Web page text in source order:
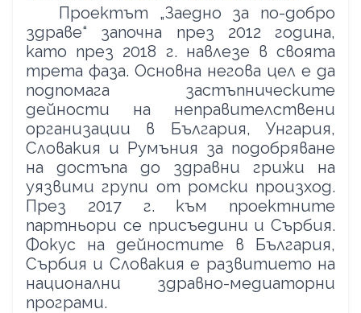
Проектът „Заедно за по-добро
здраве“ започна през 2012 година,
като през 2018 г. навлезе в своята
трета фаза. Основна негова цел е да
подпомага застъпническите
дейности на неправителствени
организации в България, Унгария,
Словакия и Румъния за подобряване
на достъпа до здравни грижи на
уязвими групи от ромски произход.
През 2017 г. към проектните
партньори се присъедини и Сърбия.
Фокус на дейностите в България,
Сърбия и Словакия е развитието на
национални здравно-медиаторни
програми.